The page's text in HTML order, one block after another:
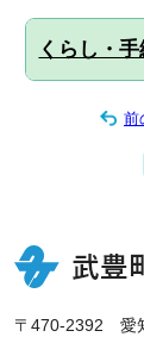
くらし・手
前
〒470-2392 愛